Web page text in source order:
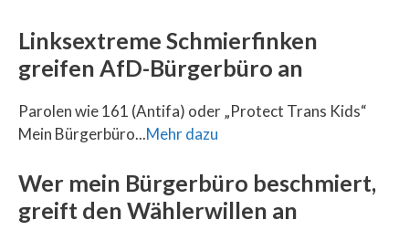
Linksextreme Schmierfinken
greifen AfD-Bürgerbüro an
Parolen wie 161 (Antifa) oder „Protect Trans Kids“
Mein Bürgerbüro...Mehr dazu
Wer mein Bürgerbüro beschmiert,
greift den Wählerwillen an